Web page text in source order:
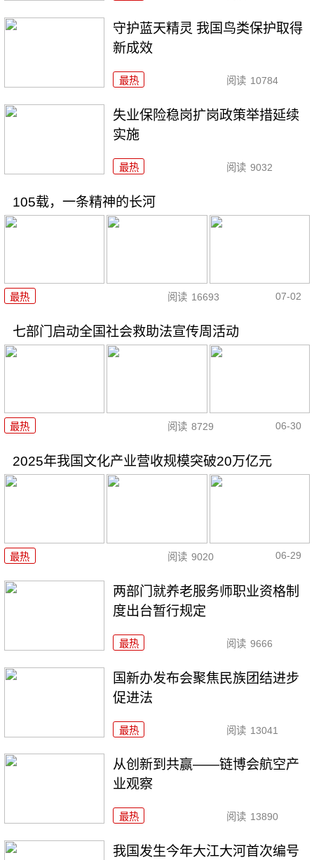
守护蓝天精灵 我国鸟类保护取得
新成效
最热 阅读 10784
失业保险稳岗扩岗政策举措延续
实施
最热 阅读 9032
105载，一条精神的长河
最热 阅读 16693 07-02
七部门启动全国社会救助法宣传周活动
最热 阅读 8729 06-30
2025年我国文化产业营收规模突破20万亿元
最热 阅读 9020 06-29
两部门就养老服务师职业资格制
度出台暂行规定
最热 阅读 9666
国新办发布会聚焦民族团结进步
促进法
最热 阅读 13041
从创新到共赢——链博会航空产
业观察
最热 阅读 13890
我国发生今年大江大河首次编号